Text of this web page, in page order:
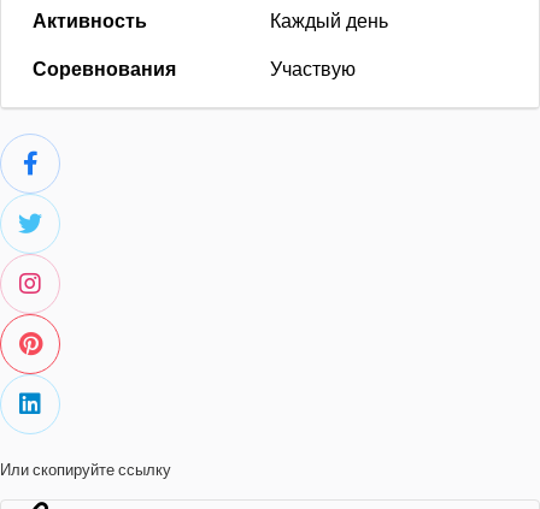
Активность
Каждый день
Соревнования
Участвую
Или скопируйте ссылку